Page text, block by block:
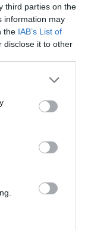
third parties on the
information may
the IAB’s List of
disclose it to other
or more Google
You may click to
party tags to
in below Google
στην
βίντεο που
με Φενέρ,